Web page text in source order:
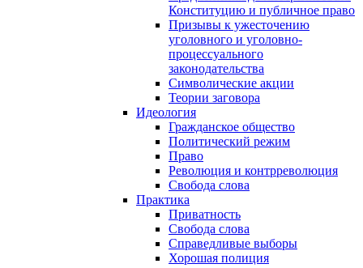
Конституцию и публичное право
Призывы к ужесточению
уголовного и уголовно-
процессуального
законодательства
Символические акции
Теории заговора
Идеология
Гражданское общество
Политический режим
Право
Революция и контрреволюция
Свобода слова
Практика
Приватность
Свобода слова
Справедливые выборы
Хорошая полиция